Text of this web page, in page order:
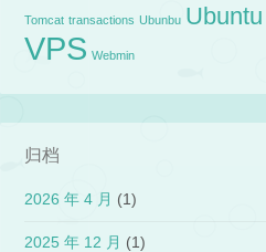
Tomcat transactions Ubunbu Ubuntu
VPS Webmin
归档
2026 年 4 月 (1)
2025 年 12 月 (1)